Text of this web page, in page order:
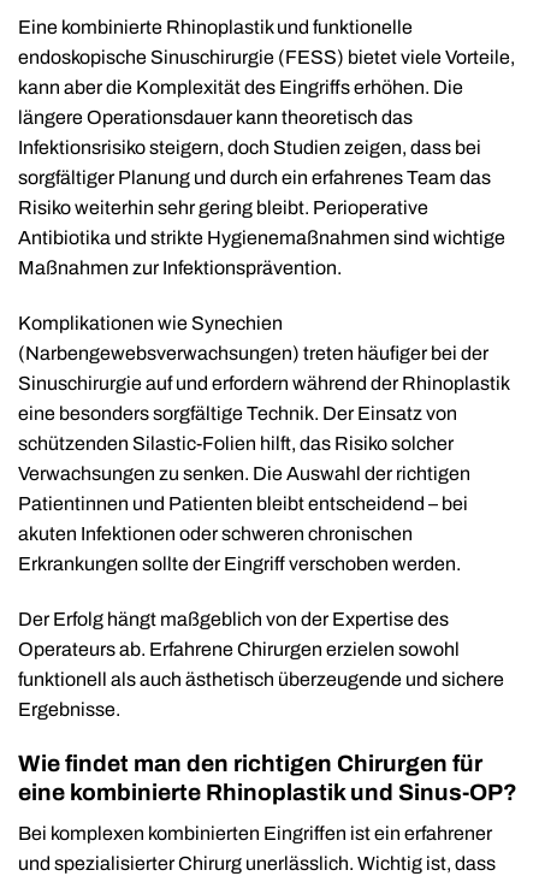
Eine kombinierte Rhinoplastik und funktionelle
endoskopische Sinuschirurgie (FESS) bietet viele Vorteile,
kann aber die Komplexität des Eingriffs erhöhen. Die
längere Operationsdauer kann theoretisch das
Infektionsrisiko steigern, doch Studien zeigen, dass bei
sorgfältiger Planung und durch ein erfahrenes Team das
Risiko weiterhin sehr gering bleibt. Perioperative
Antibiotika und strikte Hygienemaßnahmen sind wichtige
Maßnahmen zur Infektionsprävention.
Komplikationen wie Synechien
(Narbengewebsverwachsungen) treten häufiger bei der
Sinuschirurgie auf und erfordern während der Rhinoplastik
eine besonders sorgfältige Technik. Der Einsatz von
schützenden Silastic-Folien hilft, das Risiko solcher
Verwachsungen zu senken. Die Auswahl der richtigen
Patientinnen und Patienten bleibt entscheidend – bei
akuten Infektionen oder schweren chronischen
Erkrankungen sollte der Eingriff verschoben werden.
Der Erfolg hängt maßgeblich von der Expertise des
Operateurs ab. Erfahrene Chirurgen erzielen sowohl
funktionell als auch ästhetisch überzeugende und sichere
Ergebnisse.
Wie findet man den richtigen Chirurgen für
eine kombinierte Rhinoplastik und Sinus-OP?
Bei komplexen kombinierten Eingriffen ist ein erfahrener
und spezialisierter Chirurg unerlässlich. Wichtig ist, dass